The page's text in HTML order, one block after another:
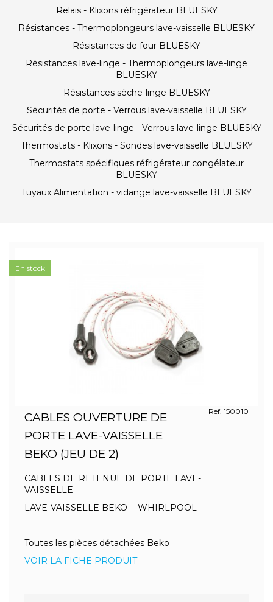
Relais - Klixons réfrigérateur BLUESKY
Résistances - Thermoplongeurs lave-vaisselle BLUESKY
Résistances de four BLUESKY
Résistances lave-linge - Thermoplongeurs lave-linge
BLUESKY
Résistances sèche-linge BLUESKY
Sécurités de porte - Verrous lave-vaisselle BLUESKY
Sécurités de porte lave-linge - Verrous lave-linge BLUESKY
Thermostats - Klixons - Sondes lave-vaisselle BLUESKY
Thermostats spécifiques réfrigérateur congélateur
BLUESKY
Tuyaux Alimentation - vidange lave-vaisselle BLUESKY
CABLES OUVERTURE DE
PORTE LAVE-VAISSELLE
BEKO (JEU DE 2)
Ref. 150010
CABLES DE RETENUE DE PORTE LAVE-
VAISSELLE
LAVE-VAISSELLE BEKO - WHIRLPOOL
Toutes les pièces détachées Beko
VOIR LA FICHE PRODUIT
En stock